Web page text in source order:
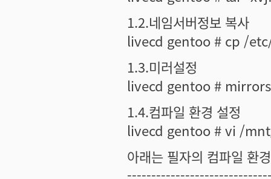
1.2.네임서버정보 복사
livecd gentoo # cp /
1.3.미러설정
livecd gentoo #
1.4.컴파일 환경 설정
livecd gentoo # vi /
아래는 필자의 컴파일 환